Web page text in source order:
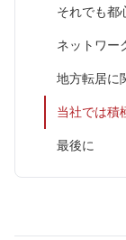
それでも都
ネットワー
地方転居に
当社では積
最後に